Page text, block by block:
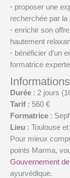
· proposer une
recherchée par la
· enrichir son
hautement
· bénéficier d’un
formatrice
Durée : 2 jours
Tarif : 560 €
Formatrice :
Lieu : Toulouse
Pour mieux
points Marma,
Gouvernement de
ayurvédique.